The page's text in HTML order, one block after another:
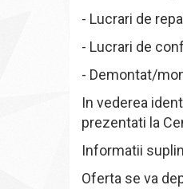
- Lucrari de
- Lucrari de
- Demontat/
In vederea
prezentati la
Informatii
Oferta se va